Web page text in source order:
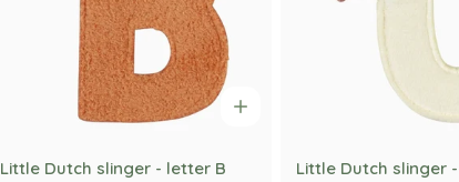
Little Dutch slinger - letter B
Little Dutch slinger